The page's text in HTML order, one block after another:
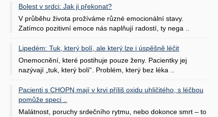
Bolest v srdci: Jak ji překonat?
V průběhu života prožíváme různé emocionální stavy.
Zatímco pozitivní emoce nás naplňují radostí, ty nega ..
Lipedém: Tuk, který bolí, ale který lze i úspěšně léčit
Onemocnění, které postihuje pouze ženy. Pacientky jej
nazývají „tuk, který bolí“. Problém, který bez léka ..
Pacienti s CHOPN mají v krvi příliš oxidu uhličitého, s léčbou
pomůže speci ..
Malátnost, poruchy srdečního rytmu, nebo dokonce smrt – to